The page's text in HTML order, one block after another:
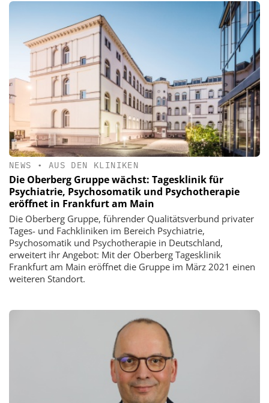
NEWS • AUS DEN KLINIKEN
Die Oberberg Gruppe wächst: Tagesklinik für
Psychiatrie, Psychosomatik und Psychotherapie
eröffnet in Frankfurt am Main
Die Oberberg Gruppe, führender Qualitätsverbund privater
Tages- und Fachkliniken im Bereich Psychiatrie,
Psychosomatik und Psychotherapie in Deutschland,
erweitert ihr Angebot: Mit der Oberberg Tagesklinik
Frankfurt am Main eröffnet die Gruppe im März 2021 einen
weiteren Standort.